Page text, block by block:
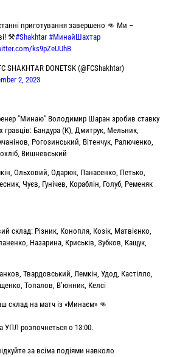
приготування завершено 👊 Ми –
⚒#Shakhtar #МинайШахтар
ks9pZeUUhB
SHAKHTAR DONETSK (@FCShakhtar)
2, 2023
"Минаю" Володимир Шаран зробив ставку
гравців: Бандура (К), Дмитрук, Мельник,
Рогозинський, Вітенчук, Ралюченко,
Вишневський
Ольховий, Одарюк, Панасенко, Петько,
Чуєв, Гунічев, Кораблін, Голуб, Ременяк
склад: Різник, Конопля, Козік, Матвієнко,
Назарина, Криськів, Зубков, Кащук,
Твардовський, Лемкін, Удод, Кастілло,
Топалов, В’юнник, Келсі
склад на матч із «Минаєм» 👊
УПЛ розпочнеться о 13:00.
за всіма подіями навколо